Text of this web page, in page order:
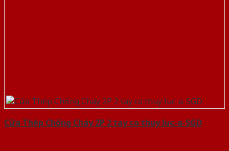
Cửa Thép Chống Cháy 2P 2 tay co thuy luc-a-SGD